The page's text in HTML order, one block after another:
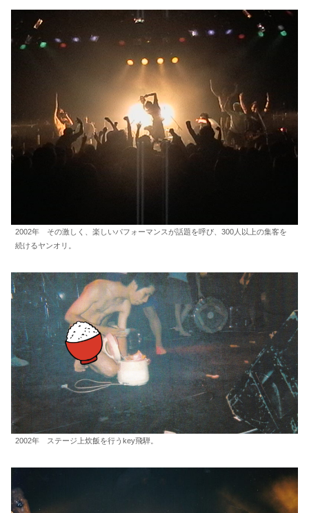
2002年 その激しく、楽しいパフォーマンスが話題を呼び、300人以上の集客を
続けるヤンオリ。
2002年 ステージ上炊飯を行うkey飛騨。